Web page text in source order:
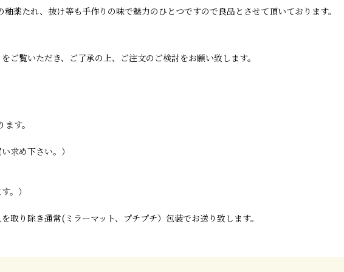
薬たれ、抜け等も手作りの味で魅力のひとつですので良品とさせて頂いております。
覧いただき、ご了承の上、ご注文のご検討をお願い致します。
す。
求め下さい。）
。）
り除き通常(ミラーマット、プチプチ）包装でお送り致します。